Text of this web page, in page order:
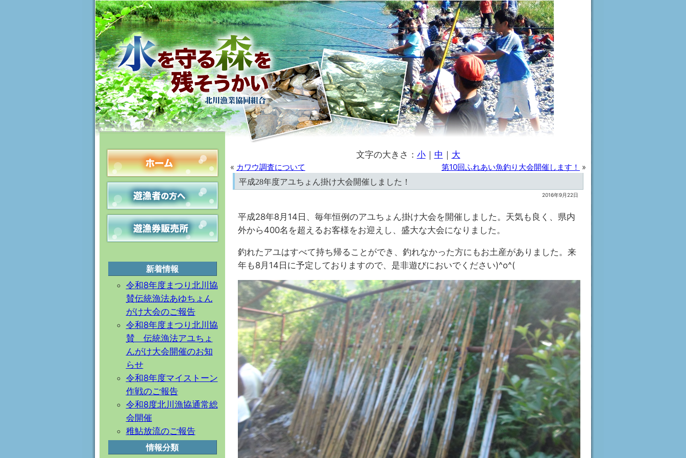
文字の大きさ： 小｜ 中 ｜ 大
« カワウ調査について 第10回ふれあい魚釣り大会開催します！ »
平成28年度アユちょん掛け大会開催しました！
2016年9月22日
平成28年8月14日、毎年恒例のアユちょん掛け大会を開催しました。天気も良く、県内
外から400名を超えるお客様をお迎えし、盛大な大会になりました。
釣れたアユはすべて持ち帰ることができ、釣れなかった方にもお土産がありました。来
年も8月14日に予定しておりますので、是非遊びにおいでください)^o^(
新着情報
令和8年度まつり北川協
賛伝統漁法あゆちょん
がけ大会のご報告
令和8年度まつり北川協
賛 伝統漁法アユちょ
んがけ大会開催のお知
らせ
令和8年度マイストーン
作戦のご報告
令和8度北川漁協通常総
会開催
稚鮎放流のご報告
情報分類